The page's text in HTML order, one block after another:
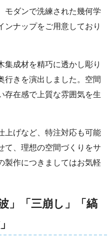
モダンで洗練された幾何学
ンナップをご用意しており
集成材を精巧に透かし彫り
行きを演出しました。空間
存在感で上質な雰囲気を生
上げなど、特注対応も可能
て、理想の空間づくりをサ
製作につきましてはお気軽
」「三崩し」「縞